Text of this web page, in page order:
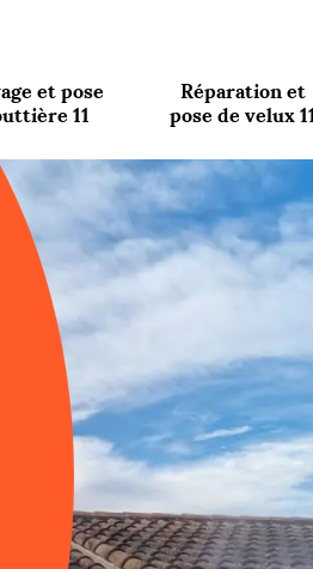
et pose
11
Réparation et
pose de velux 11